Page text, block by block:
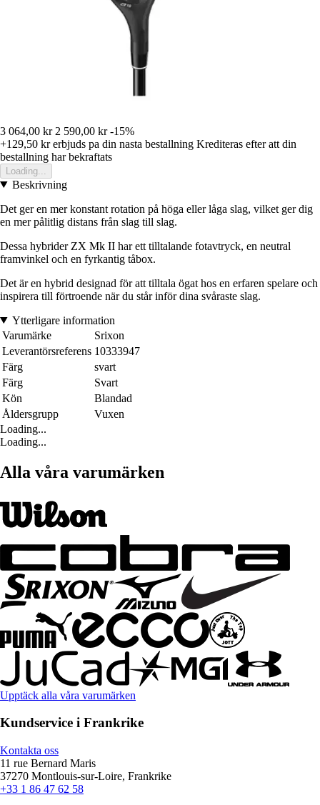
3 064,00 kr 2 590,00 kr -15%
+129,50 krerbjuds pa din nasta bestallning Krediteras efter att din
bestallning har bekraftats
Loading...
Beskrivning
Det ger en mer konstant rotation på höga eller låga slag, vilket ger dig
en mer pålitlig distans från slag till slag.
Dessa hybrider ZX Mk II har ett tilltalande fotavtryck, en neutral
framvinkel och en fyrkantig tåbox.
Det är en hybrid designad för att tilltala ögat hos en erfaren spelare och
inspirera till förtroende när du står inför dina svåraste slag.
Ytterligare information
Varumärke
Srixon
Leverantörsreferens 10333947
Färg
svart
Färg
Svart
Kön
Blandad
Åldersgrupp
Vuxen
Loading...
Loading...
Alla våra varumärken
Upptäck alla våra varumärken
Kundservice i Frankrike
Kontakta oss
11 rue Bernard Maris
37270 Montlouis-sur-Loire, Frankrike
+33 1 86 47 62 58